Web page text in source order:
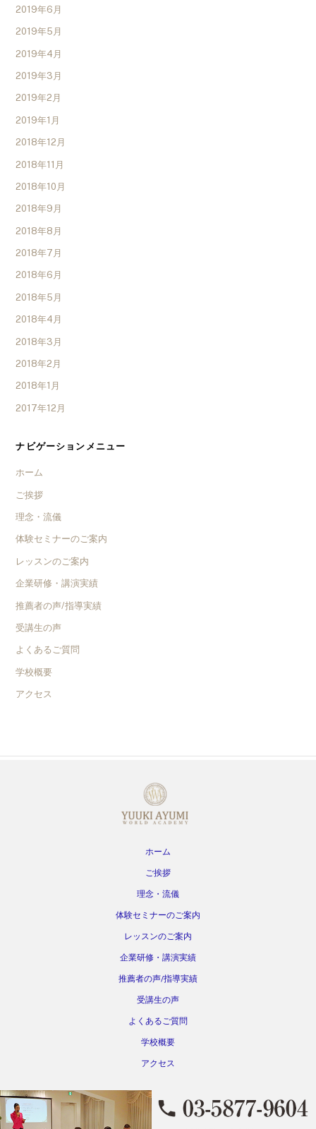
2019年6月
2019年5月
2019年4月
2019年3月
2019年2月
2019年1月
2018年12月
2018年11月
2018年10月
2018年9月
2018年8月
2018年7月
2018年6月
2018年5月
2018年4月
2018年3月
2018年2月
2018年1月
2017年12月
ナビゲーションメニュー
ホーム
ご挨拶
理念・流儀
体験セミナーのご案内
レッスンのご案内
企業研修・講演実績
推薦者の声/指導実績
受講生の声
よくあるご質問
学校概要
アクセス
ホーム
ご挨拶
理念・流儀
体験セミナーのご案内
レッスンのご案内
企業研修・講演実績
推薦者の声/指導実績
受講生の声
よくあるご質問
学校概要
アクセス